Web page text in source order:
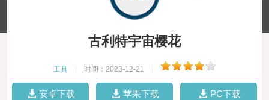
古利特宇宙樱花
工具 时间：2023-12-21
安卓下载 苹果下载 PC下载